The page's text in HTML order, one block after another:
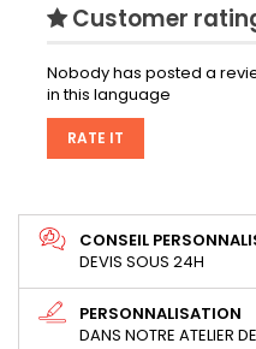
Customer
Nobody has posted a
in this language
RATE IT
CONSEIL
DEVIS SOUS 24H
PERSONNALISATION
DANS NOTRE ATELIER